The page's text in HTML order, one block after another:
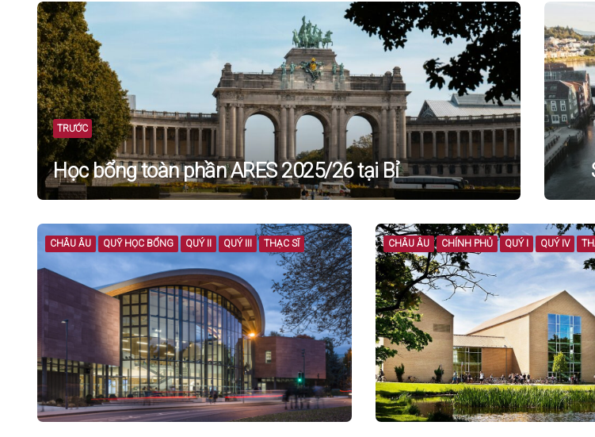
Post
navigation
TRƯỚC
Học bổng toàn phần ARES 2025/26 tại Bỉ
CHÂU ÂU QUỸ HỌC BỔNG QUÝ II QUÝ III THẠC SĨ CHÂU ÂU CHÍNH PHỦ QUÝ I QUÝ IV